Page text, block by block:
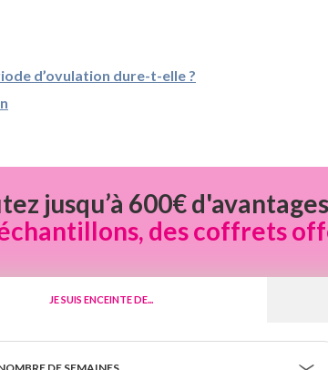
d’ovulation dure-t-elle ?
jusqu’à 600€
des coffrets
JE SUIS ENCEINTE DE...